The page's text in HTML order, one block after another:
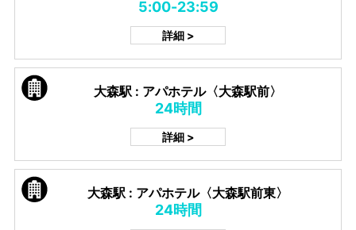
5:00-23:59
詳細 >
大森駅 : アパホテル〈大森駅前〉
24時間
詳細 >
大森駅 : アパホテル〈大森駅前東〉
24時間